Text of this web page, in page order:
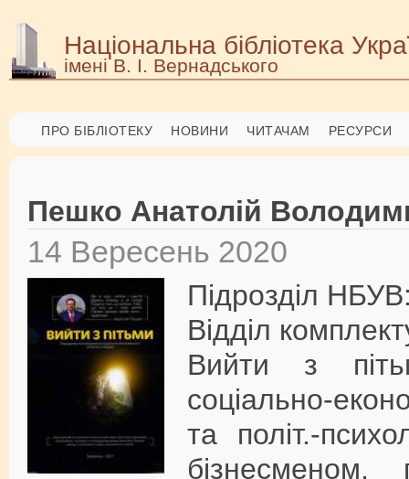
Національна бібліотека
імені В. І. Вернадського
ПРО БІБЛІОТЕКУ НОВИНИ ЧИТАЧАМ РЕСУРСИ
Пешко Анатолій
14 Вересень 2020
Підрозділ
Відділ
Вийти з
соціально-
та політ.-